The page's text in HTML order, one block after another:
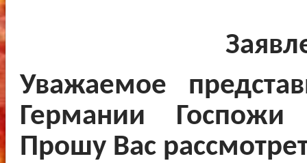
Уважаемое
Германии
Прошу Вас